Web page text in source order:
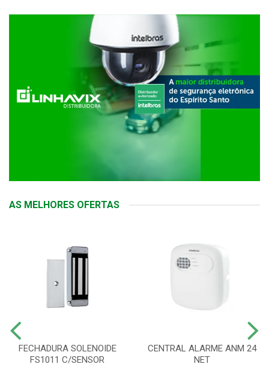
AS MELHORES OFERTAS
FECHADURA SOLENOIDE
FS1011 C/SENSOR
CENTRAL ALARME ANM 24
NET